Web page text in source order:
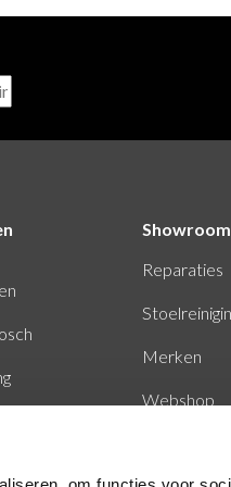
Showroom
Reparaties
Merken
Webshop